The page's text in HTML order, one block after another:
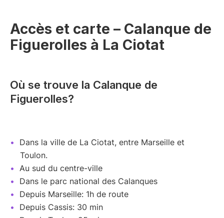
Accès et carte – Calanque de
Figuerolles à La Ciotat
Où se trouve la Calanque de
Figuerolles?
Dans la ville de La Ciotat, entre Marseille et
Toulon.
Au sud du centre-ville
Dans le parc national des Calanques
Depuis Marseille: 1h de route
Depuis Cassis: 30 min